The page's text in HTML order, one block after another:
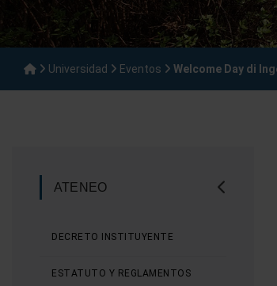
Universidad Eventos Welcome Day di
ATENEO
DECRETO INSTITUYENTE
ESTATUTO Y REGLAMENTOS